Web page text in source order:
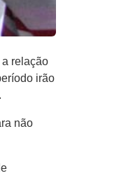
relação
irão
não